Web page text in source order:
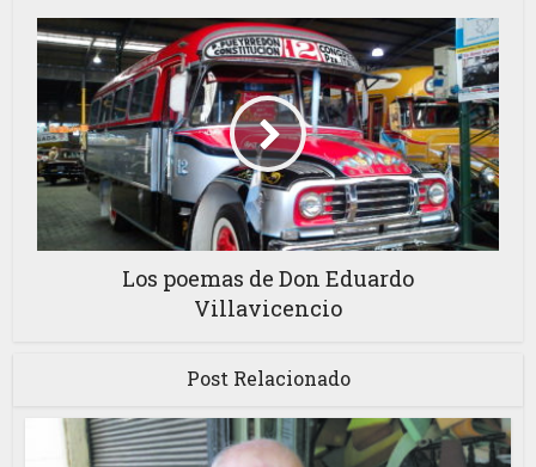
Los poemas de Don Eduardo
Villavicencio
Post Relacionado